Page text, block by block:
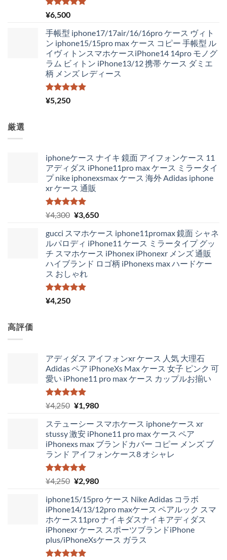
5段階中
5.00
¥6,500
手帳型 iphone17/17air/16/16pro ケース ヴィト
ン iphone15/15pro max ケース コピー 手帳型 ル
イヴィトンスマホケースiPhone14 14pro モノグ
ラム ビィトン iPhone13/12 携帯 ケース ダミエ
柄 メンズ レディース
5段階中
5.00
¥5,250
厳選
iphoneケース ナイキ 鏡面 アイフォンケース 11
アディダス iPhone11pro max ケース ミラータイ
プ nike iphonexsmax ケース 海外 Adidas iphone
xr ケース 通販
5段階中
5.00
の評価
¥4,300 元
価
格
は
¥4,300
で
し
¥3,650現
の
価
格
は
gucci スマホケース iphone11promax 鏡面 シャネ
ルパロディ iPhone11 ケース ミラータイプ グッ
チ スマホケース iPhonex iPhonexr メンズ 通販
ハイブランド ロゴ柄 iPhonexs max ハードケー
ス おしゃれ
5段階中
5.00
¥4,250
高評価
アディダス アイフォンxr ケース 人気 大理石
Adidas ペア iPhoneXs Max ケース 女子 ピンク 可
愛い iPhone11 pro max ケース カップルお揃い
5段階中
5.00
の評価
¥4,250 元
価
格
は
¥4,250
で
し
¥1,980現
の
価
格
は
で
ステューシー スマホケース iphoneケース xr
stussy 激安 iPhone11 pro max ケース ペア
iPhonexs max ブランドカバー コピー メンズ ブ
ランド アイフォンケース8 オシャレ
5段階中
5.00
の評価
¥4,250 元
価
格
は
¥4,250
で
し
¥2,980現
の
価
格
は
¥2,980
iphone15/15pro ケース Nike Adidas コラボ
iPhone14/13/12pro maxケース ペアルック スマ
ホケース11pro ナイキダスナイキアディダス
iPhonexr ケース スポーツブランドiPhone
plus/iPhoneXsケース ガラス